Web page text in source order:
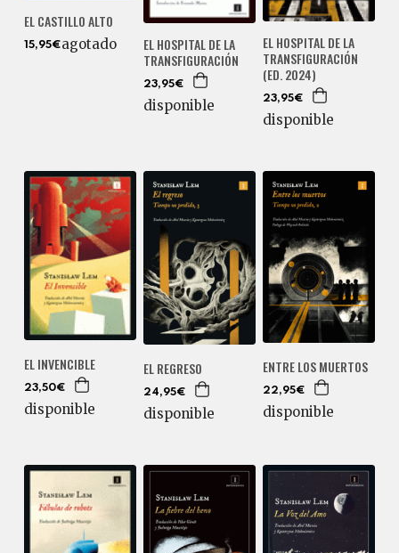
EL CASTILLO ALTO
15,95€agotado
EL HOSPITAL DE LA
TRANSFIGURACIÓN
23,95€
disponible
EL HOSPITAL DE LA
TRANSFIGURACIÓN
(ED. 2024)
23,95€
disponible
EL INVENCIBLE
23,50€
disponible
EL REGRESO
24,95€
disponible
ENTRE LOS MUERTOS
22,95€
disponible